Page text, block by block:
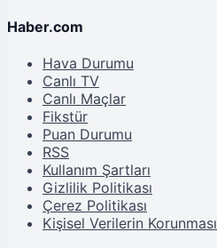
Haber.com
Hava Durumu
Canlı TV
Canlı Maçlar
Fikstür
Puan Durumu
RSS
Kullanım Şartları
Gizlilik Politikası
Çerez Politikası
Kişisel Verilerin Korunması